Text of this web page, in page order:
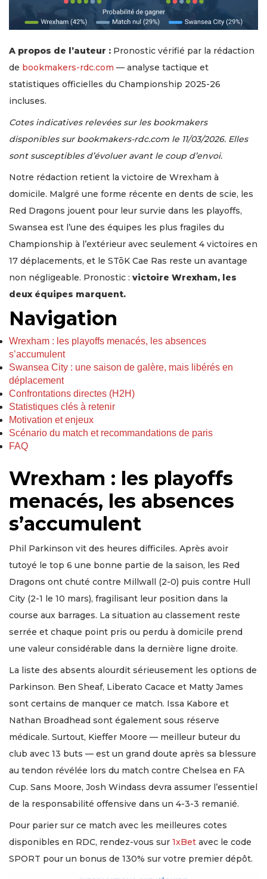
A propos de l’auteur : Pronostic vérifié par la rédaction
de bookmakers-rdc.com — analyse tactique et
statistiques officielles du Championship 2025-26
incluses.
Cotes indicatives relevées sur les bookmakers
disponibles sur bookmakers-rdc.com le 11/03/2026. Elles
sont susceptibles d’évoluer avant le coup d’envoi.
Notre rédaction retient la victoire de Wrexham à
domicile. Malgré une forme récente en dents de scie, les
Red Dragons jouent pour leur survie dans les playoffs,
Swansea est l’une des équipes les plus fragiles du
Championship à l’extérieur avec seulement 4 victoires en
17 déplacements, et le STōK Cae Ras reste un avantage
non négligeable. Pronostic : victoire Wrexham, les
deux équipes marquent.
Navigation
Wrexham : les playoffs menacés, les absences
s’accumulent
Swansea City : une saison de galère, mais libérés en
déplacement
Confrontations directes (H2H)
Statistiques clés à retenir
Motivation et enjeux
Scénario du match et recommandations de paris
FAQ
Wrexham : les playoffs
menacés, les absences
s’accumulent
Phil Parkinson vit des heures difficiles. Après avoir
tutoyé le top 6 une bonne partie de la saison, les Red
Dragons ont chuté contre Millwall (2-0) puis contre Hull
City (2-1 le 10 mars), fragilisant leur position dans la
course aux barrages. La situation au classement reste
serrée et chaque point pris ou perdu à domicile prend
une valeur considérable dans la dernière ligne droite.
La liste des absents alourdit sérieusement les options de
Parkinson. Ben Sheaf, Liberato Cacace et Matty James
sont certains de manquer ce match. Issa Kabore et
Nathan Broadhead sont également sous réserve
médicale. Surtout, Kieffer Moore — meilleur buteur du
club avec 13 buts — est un grand doute après sa blessure
au tendon révélée lors du match contre Chelsea en FA
Cup. Sans Moore, Josh Windass devra assumer l’essentiel
de la responsabilité offensive dans un 4-3-3 remanié.
Pour parier sur ce match avec les meilleures cotes
disponibles en RDC, rendez-vous sur 1xBet avec le code
SPORT pour un bonus de 130% sur votre premier dépôt.